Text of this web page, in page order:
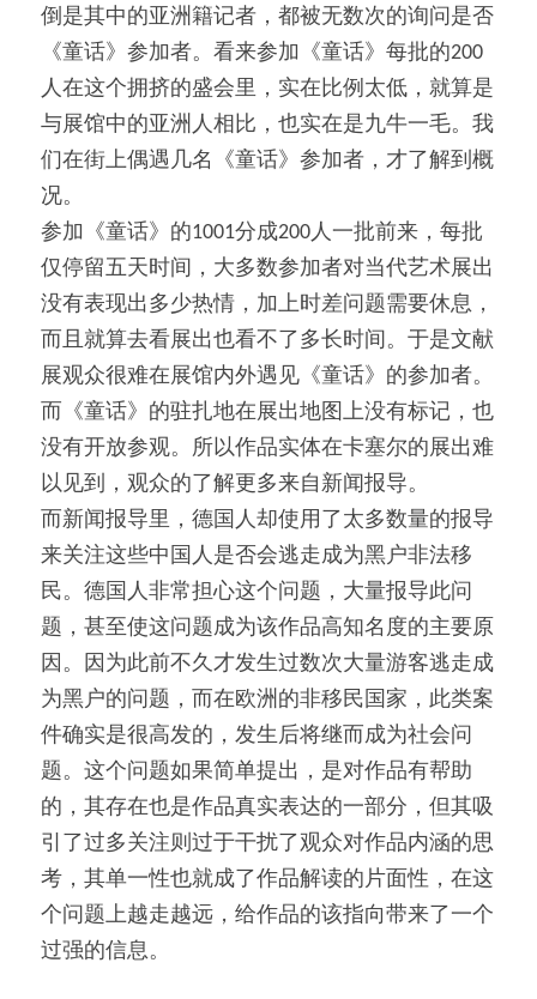
倒是其中的亚洲籍记者，都被无数次的询问是否
《童话》参加者。看来参加《童话》每批的200
人在这个拥挤的盛会里，实在比例太低，就算是
与展馆中的亚洲人相比，也实在是九牛一毛。我
们在街上偶遇几名《童话》参加者，才了解到概
况。
参加《童话》的1001分成200人一批前来，每批
仅停留五天时间，大多数参加者对当代艺术展出
没有表现出多少热情，加上时差问题需要休息，
而且就算去看展出也看不了多长时间。于是文献
展观众很难在展馆内外遇见《童话》的参加者。
而《童话》的驻扎地在展出地图上没有标记，也
没有开放参观。所以作品实体在卡塞尔的展出难
以见到，观众的了解更多来自新闻报导。
而新闻报导里，德国人却使用了太多数量的报导
来关注这些中国人是否会逃走成为黑户非法移
民。德国人非常担心这个问题，大量报导此问
题，甚至使这问题成为该作品高知名度的主要原
因。因为此前不久才发生过数次大量游客逃走成
为黑户的问题，而在欧洲的非移民国家，此类案
件确实是很高发的，发生后将继而成为社会问
题。这个问题如果简单提出，是对作品有帮助
的，其存在也是作品真实表达的一部分，但其吸
引了过多关注则过于干扰了观众对作品内涵的思
考，其单一性也就成了作品解读的片面性，在这
个问题上越走越远，给作品的该指向带来了一个
过强的信息。